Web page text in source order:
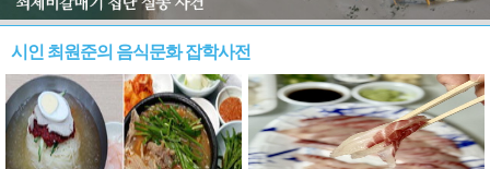
시인 최원준의 음식문화 잡학사전